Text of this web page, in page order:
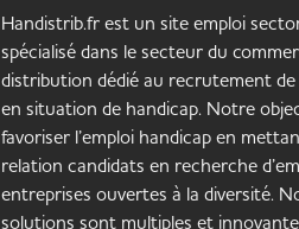
Handistrib.fr est un site emploi
spécialisé dans le secteur du
distribution dédié au recrutement de
en situation de handicap. Notre
favoriser l’emploi handicap en
relation candidats en recherche
entreprises ouvertes à la diversité.
solutions sont multiples et